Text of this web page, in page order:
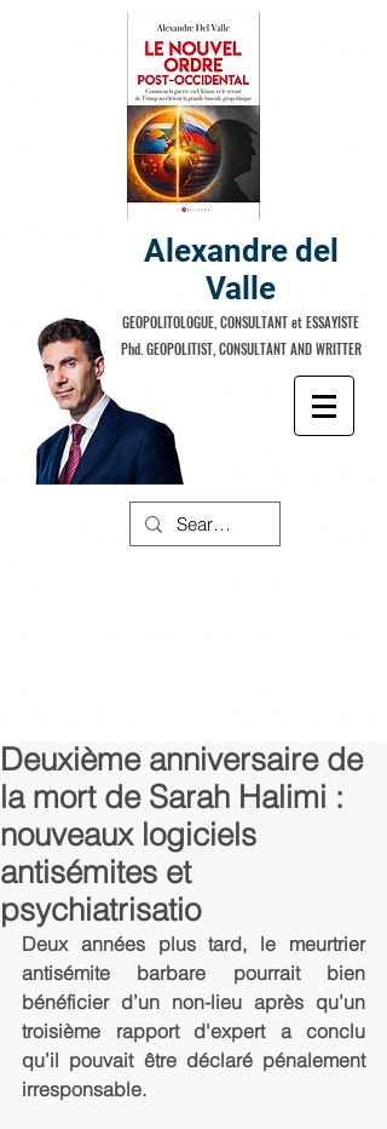
Alexandre del
Valle
GEOPOLITOLOGUE, CONSULTANT et ESSAYISTE
Phd. GEOPOLITIST, CONSULTANT AND WRITTER
Deuxième anniversaire de
la mort de Sarah Halimi :
nouveaux logiciels
antisémites et
psychiatrisatio
Deux années plus tard, le meurtrier
antisémite barbare pourrait bien
bénéficier d’un non-lieu après qu’un
troisième rapport d'expert a conclu
qu’il pouvait être déclaré pénalement
irresponsable.